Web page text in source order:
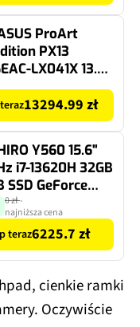
ProArt
PX13
LX041X 13.3"
Max+ 395 128GB
SSD Windows 11
Funkcje AI
13294.99 zł
Y560 15.6"
i7-13620H 32GB
SSD GeForce
DLSS 4
11 Home
0 zł-
najniższa cena
teraz6225.7 zł
cienkie ramki
Oczywiście